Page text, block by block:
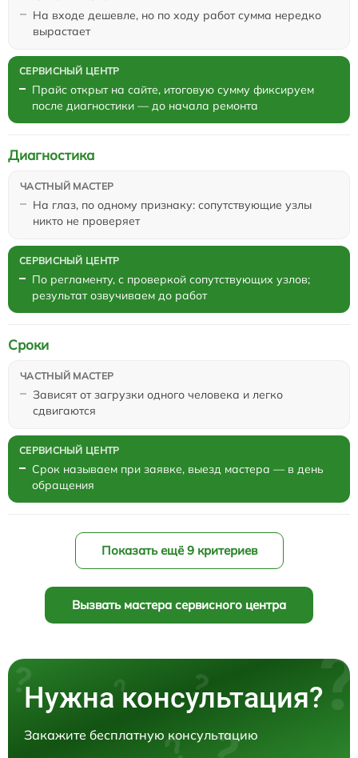
На входе дешевле, но по ходу работ сумма нередко
вырастает
Прайс открыт на сайте, итоговую сумму фиксируем
после диагностики — до начала ремонта
На глаз, по одному признаку: сопутствующие узлы
никто не проверяет
Диагностика
По регламенту, с проверкой сопутствующих узлов;
результат озвучиваем до работ
Зависят от загрузки одного человека и легко
сдвигаются
Сроки
Срок называем при заявке, выезд мастера — в день
обращения
Показать ещё 9 критериев
Вызвать мастера сервисного центра
Нужна консультация?
Закажите бесплатную консультацию